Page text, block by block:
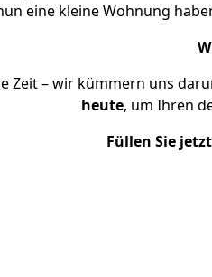
eine kleine Wohnung
Zeit – wir kümmern uns
heute, um Ihren
Füllen Sie